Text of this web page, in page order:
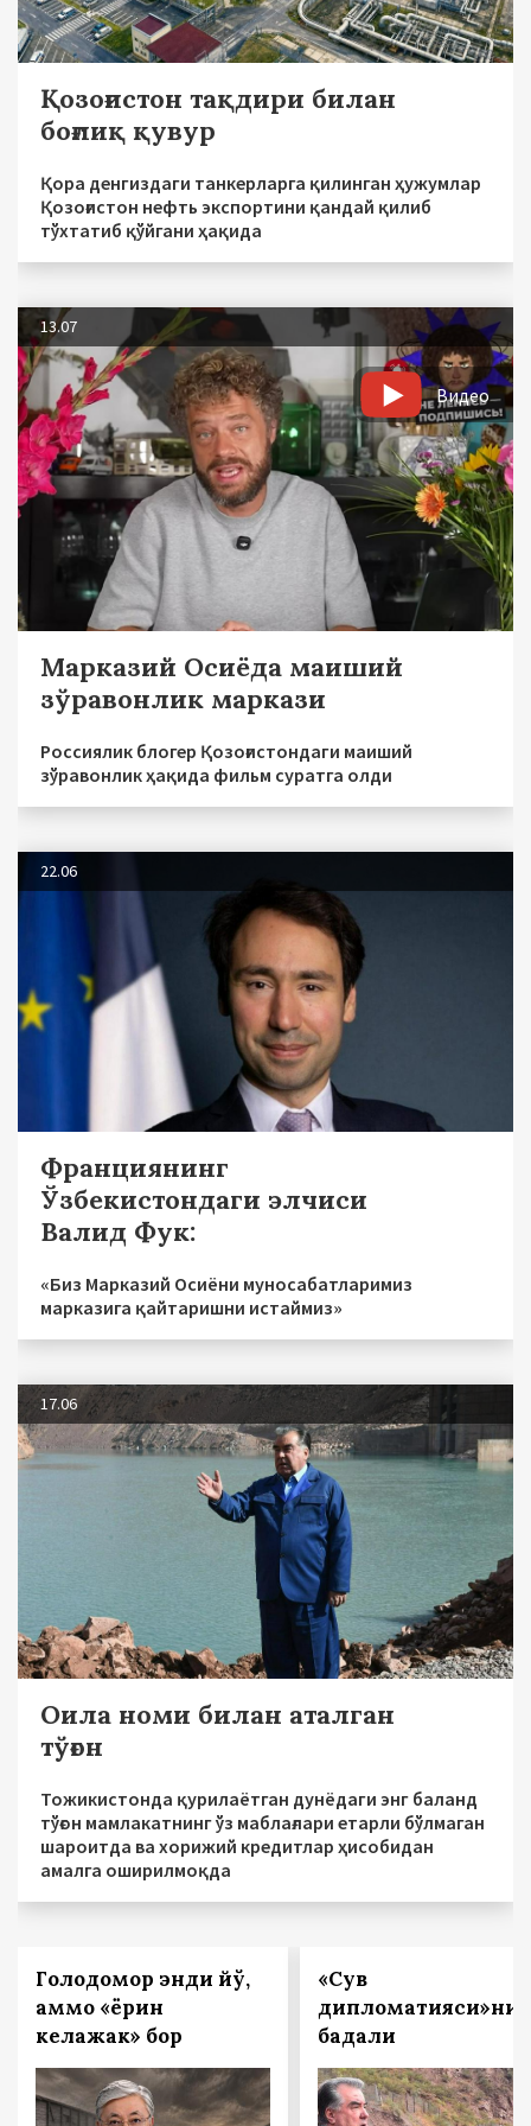
Қозоғистон тақдири билан
боғлиқ қувур
Қора денгиздаги танкерларга қилинган ҳужумлар
Қозоғистон нефть экспортини қандай қилиб
тўхтатиб қўйгани ҳақида
13.07
Видео
Марказий Осиёда маиший
зўравонлик маркази
Россиялик блогер Қозоғистондаги маиший
зўравонлик ҳақида фильм суратга олди
22.06
Франциянинг
Ўзбекистондаги элчиси
Валид Фук:
«Биз Марказий Осиёни муносабатларимиз
марказига қайтаришни истаймиз»
17.06
Оила номи билан аталган
тўғон
Тожикистонда қурилаётган дунёдаги энг баланд
тўғон мамлакатнинг ўз маблағлари етарли бўлмаган
шароитда ва хорижий кредитлар ҳисобидан
амалга оширилмоқда
Голодомор энди йўқ,
аммо «ёрқин
келажак» бор
«Сув
бадали